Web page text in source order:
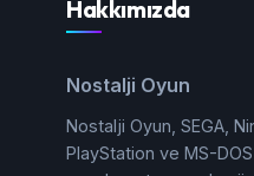
Hakkımızda
Nostalji Oyun
Nostalji Oyun, SEGA,
PlayStation ve MS-